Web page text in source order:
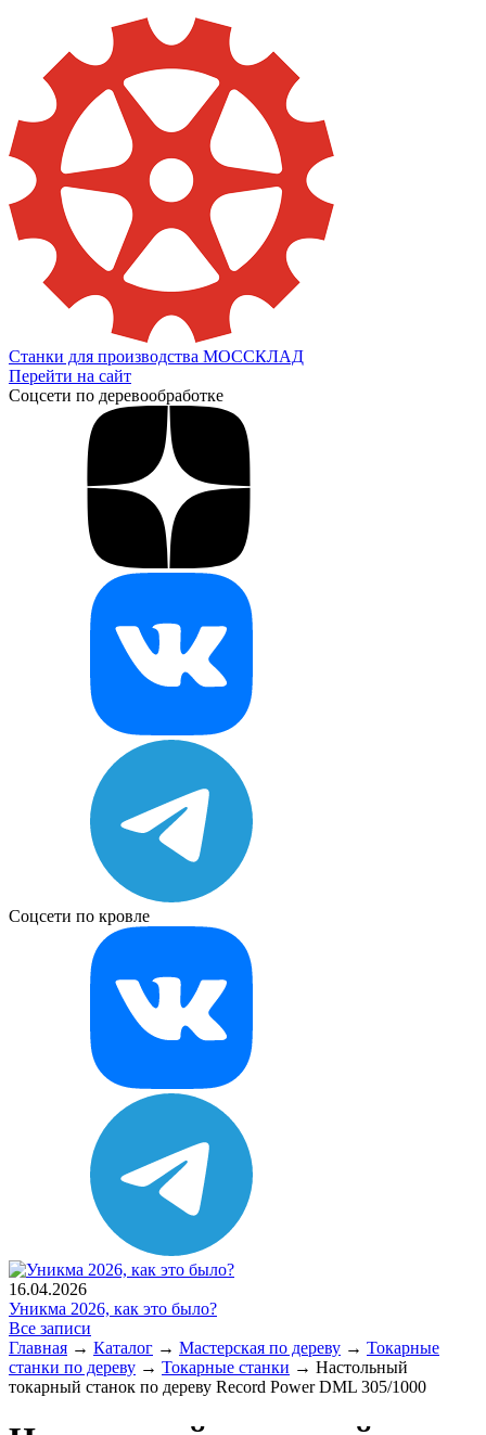
Станки для производства МОССКЛАД
Перейти на сайт
Соцсети по деревообработке
Соцсети по кровле
16.04.2026
Уникма 2026, как это было?
Все записи
Главная → Каталог → Мастерская по дереву → Токарные
станки по дереву → Токарные станки → Настольный
токарный станок по дереву Record Power DML 305/1000